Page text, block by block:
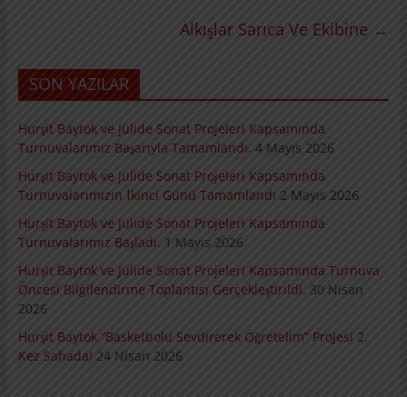
Alkışlar Sarıca Ve Ekibine →
SON YAZILAR
Hurşit Baytok ve Jülide Sonat Projeleri Kapsamında
Turnuvalarımız Başarıyla Tamamlandı. 4 Mayıs 2026
Hurşit Baytok ve Jülide Sonat Projeleri Kapsamında
Turnuvalarımızın İkinci Günü Tamamlandı 2 Mayıs 2026
Hurşit Baytok ve Jülide Sonat Projeleri Kapsamında
Turnuvalarımız Başladı. 1 Mayıs 2026
Hurşit Baytok ve Jülide Sonat Projeleri Kapsamında Turnuva
Öncesi Bilgilendirme Toplantısı Gerçekleştirildi. 30 Nisan
2026
Hurşit Baytok “Basketbolu Sevdirerek Öğretelim” Projesi 2.
Kez Sahada! 24 Nisan 2026